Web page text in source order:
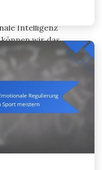
Intelligenz
wir das
und die
Sportarten